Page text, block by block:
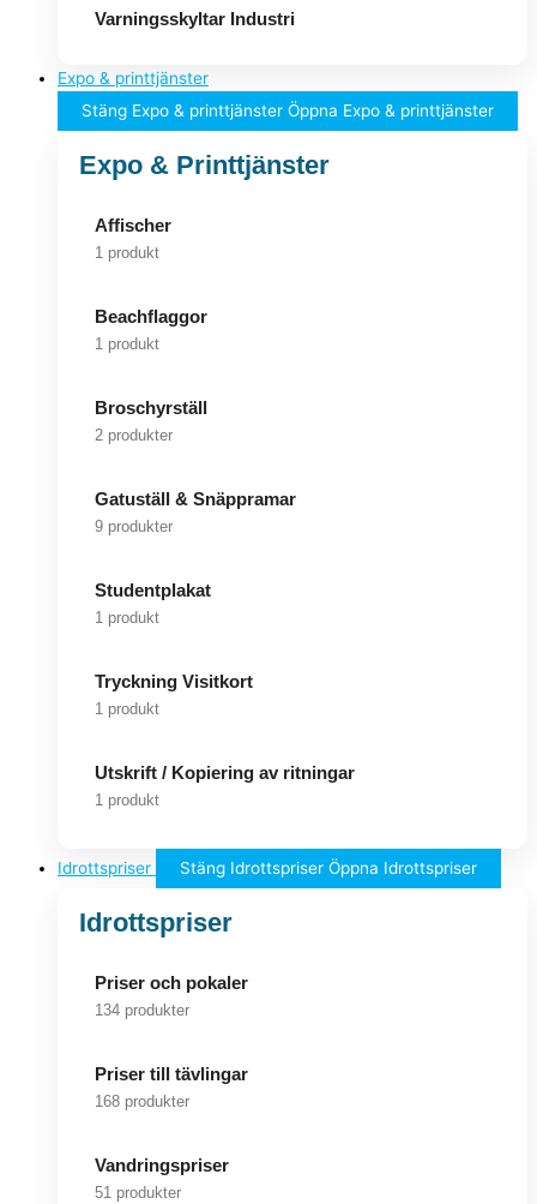
Varningsskyltar Industri
Expo & printtjänster
Stäng Expo & printtjänster Öppna Expo & printtjänster
Expo & Printtjänster
Affischer
1 produkt
Beachflaggor
1 produkt
Broschyrställ
2 produkter
Gatuställ & Snäppramar
9 produkter
Studentplakat
1 produkt
Tryckning Visitkort
1 produkt
Utskrift / Kopiering av ritningar
1 produkt
Idrottspriser Stäng Idrottspriser Öppna Idrottspriser
Idrottspriser
Priser och pokaler
134 produkter
Priser till tävlingar
168 produkter
Vandringspriser
51 produkter